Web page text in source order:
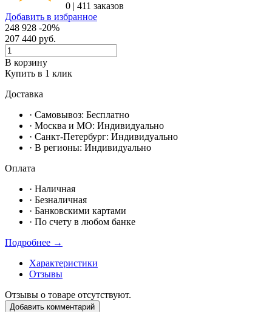
0 | 411 заказов
Добавить в избранное
248 928 -20%
207 440 руб.
В корзину
Купить в 1 клик
Доставка
· Самовывоз: Бесплатно
· Москвa и МО: Индивидуально
· Санкт-Петербург: Индивидуально
· В регионы: Индивидуально
Оплата
· Наличная
· Безналичная
· Банковскими картами
· По счету в любом банке
Подробнее →
Характеристики
Отзывы
Отзывы о товаре отсутствуют.
Добавить комментарий